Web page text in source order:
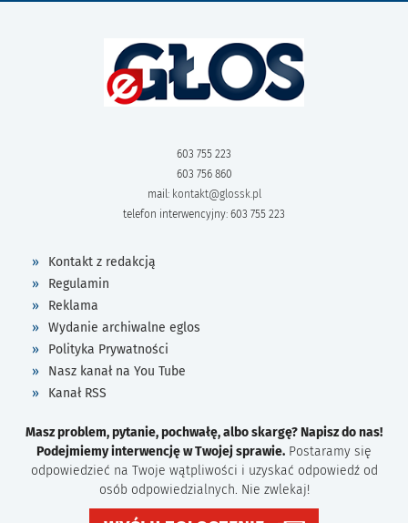
603 755 223
603 756 860
mail: kontakt@glossk.pl
telefon interwencyjny: 603 755 223
Kontakt z redakcją
Regulamin
Reklama
Wydanie archiwalne eglos
Polityka Prywatności
Nasz kanał na You Tube
Kanał RSS
Masz problem, pytanie, pochwałę, albo skargę? Napisz do nas!
Podejmiemy interwencję w Twojej sprawie. Postaramy się
odpowiedzieć na Twoje wątpliwości i uzyskać odpowiedź od
osób odpowiedzialnych. Nie zwlekaj!